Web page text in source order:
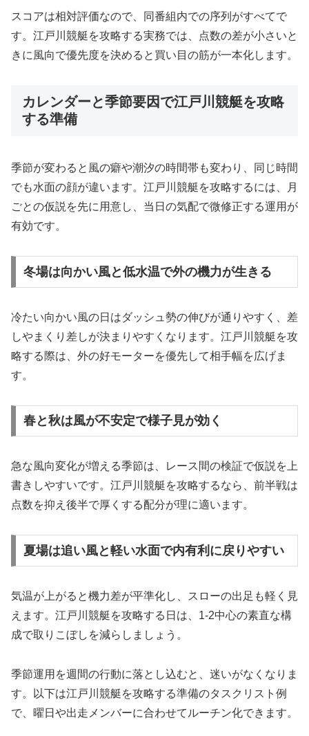
スコアは相対評価なので、同番組内での序列がすべてで
す。江戸川競艇を攻略する実務では、点数の差が小さいと
きに風向で優先度を決めると買い目の筋が一本化します。
カレンダーと季節要因で江戸川競艇を攻略
する準備
季節が変わると風の癖や潮汐の時間帯も変わり、同じ時間
でも水面の顔が違います。江戸川競艇を攻略するには、月
ごとの仮説を先に用意し、当日の気配で微修正する運用が
有効です。
冬場は向かい風と低水温で外の機力が生きる
冷たい向かい風の日はダッシュ勢の伸びが通りやすく、差
しやまくり差しが決まりやすくなります。江戸川競艇を攻
略する際は、外の好モーターを優先して相手幅を広げま
す。
春と秋は風が不安定で様子見が効く
急な風向変化が増える季節は、レース間の検証で仮説を上
書きしやすいです。江戸川競艇を攻略するなら、前半戦は
点数を抑え後半で厚くする配分が理に適います。
夏場は追い風と軽い水面で内有利に戻りやすい
気温が上がると機力差が平準化し、スローの出足も軽く見
えます。江戸川競艇を攻略する日は、1-2中心の素直な構
成で取りこぼしを減らしましょう。
季節運用を週間の行動に落とし込むと、迷いがなくなりま
す。以下は江戸川競艇を攻略する準備のタスクリスト例
で、曜日や出走メンバーに合わせてルーチン化できます。